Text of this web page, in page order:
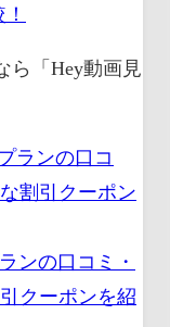
ら「Hey動画見
ンの口コミ・
クーポンを紹